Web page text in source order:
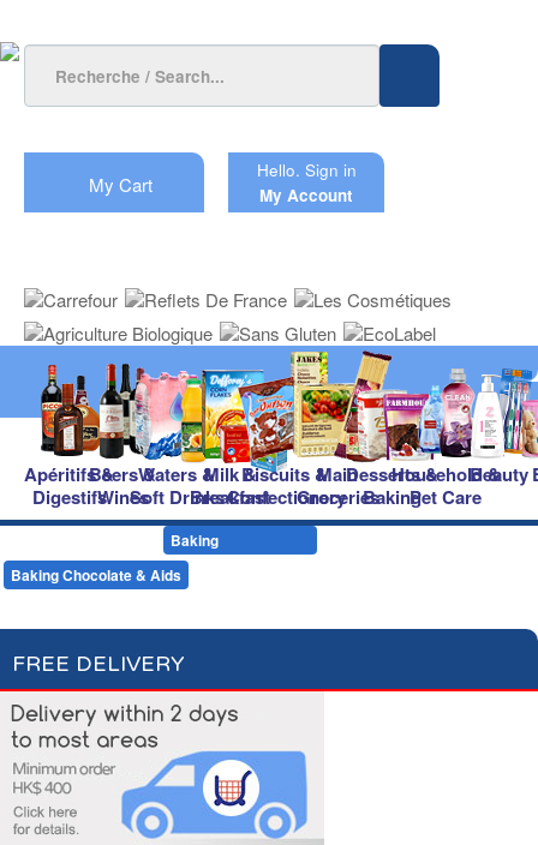
My Cart
Hello. Sign in
My Account
Apéritifs &
Digestifs
Beers &
Wines
Waters &
Soft Drinks
Milk &
Breakfast
Biscuits &
Confectionery
Main
Groceries
Desserts &
Baking
Household &
Pet Care
Beauty
Baking
Baking Chocolate & Aids
FREE DELIVERY